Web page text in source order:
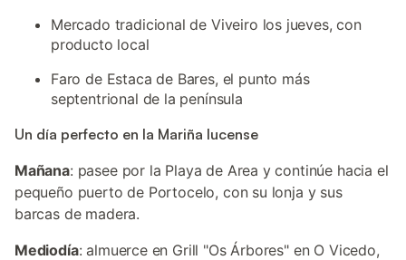
Mercado tradicional de Viveiro los jueves, con
producto local
Faro de Estaca de Bares, el punto más
septentrional de la península
Un día perfecto en la Mariña lucense
Mañana: pasee por la Playa de Area y continúe hacia el
pequeño puerto de Portocelo, con su lonja y sus
barcas de madera.
Mediodía: almuerce en Grill "Os Árbores" en O Vicedo,